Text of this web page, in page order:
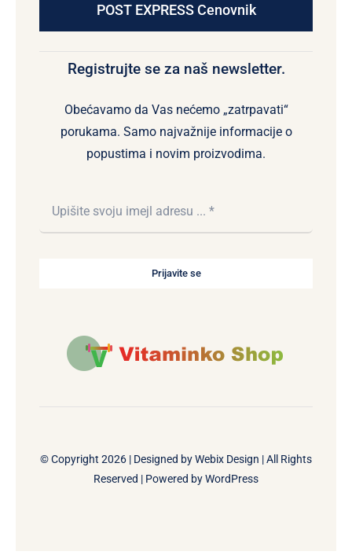
POST EXPRESS Cenovnik
Registrujte se za naš newsletter.
Obećavamo da Vas nećemo „zatrpavati“
porukama. Samo najvažnije informacije o
popustima i novim proizvodima.
Prijavite se
© Copyright 2026 | Designed byWebix Design | All Rights
Reserved | Powered byWordPress